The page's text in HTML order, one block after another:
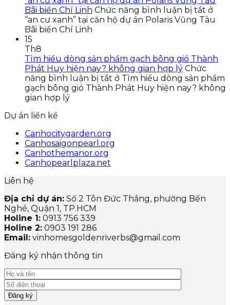
Bãi biển Chí Linh Chức năng bình luận bị tắt ở
“an cư xanh” tại căn hộ dự án Polaris Vũng Tàu
Bãi biển Chí Linh
15
Th8
Tìm hiểu dòng sản phẩm gạch bông gió Thành
Phát Huy hiện nay? không gian hợp lý Chức
năng bình luận bị tắt ở Tìm hiểu dòng sản phẩm
gạch bông gió Thành Phát Huy hiện nay? không
gian hợp lý
Dự án liền kề
Canhocitygarden.org
Canhosaigonpearl.org
Canhothemanor.org
Canhopearlplaza.net
Liên hệ
Địa chỉ dự án: Số 2 Tôn Đức Thắng, phường Bến
Nghé, Quận 1, TP.HCM
Holine 1: 0913 756 339
Holine 2: 0903 191 286
Email: vinhomesgoldenriverbs@gmail.com
Đăng ký nhận thông tin